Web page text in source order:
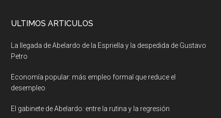
ULTIMOS ARTICULOS
La llegada de Abelardo de la Espriella y la despedida de Gustavo
Petro
Economía popular: más empleo formal que reduce el
desempleo
El gabinete de Abelardo: entre la rutina y la regresión